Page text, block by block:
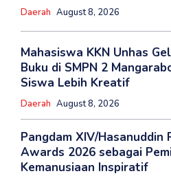
Daerah August 8, 2026
Mahasiswa KKN Unhas
Buku di SMPN 2
Siswa Lebih Kreatif
Daerah August 8, 2026
Pangdam XIV/
Awards 2026 sebagai
Kemanusiaan Inspiratif